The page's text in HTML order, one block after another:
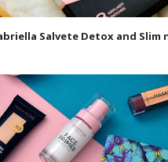
Salvete Detox and Slim